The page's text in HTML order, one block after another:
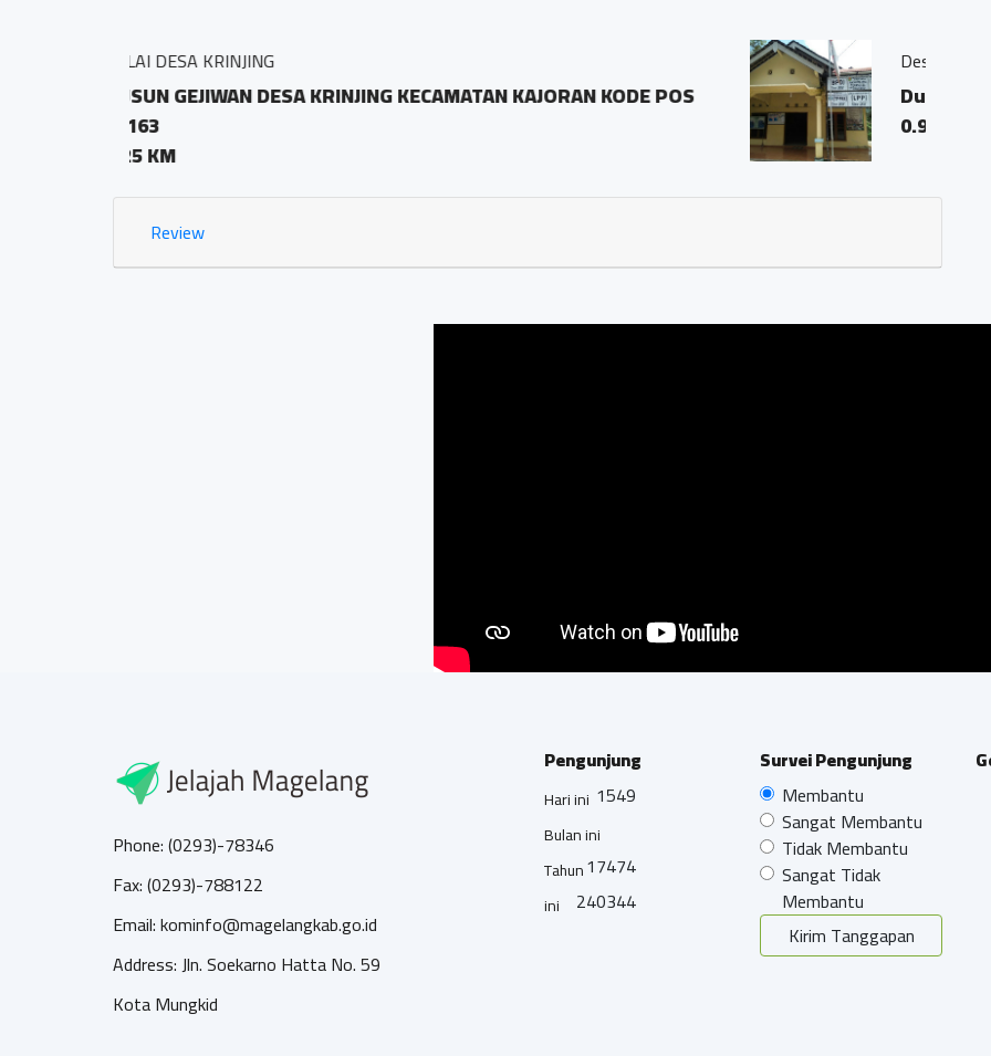
KODE POS
Dusun Jetis Rt 02 Rw 01 Desa Temanggal
Review
Phone: (0293)-78346
Fax: (0293)-788122
Email: kominfo@magelangkab.go.id
Address: Jln. Soekarno Hatta No. 59
Kota Mungkid
Pengunjung
Hari ini 1549
Bulan ini
17474
Tahun
ini
240344
Survei Pengunjung
Membantu
Sangat Membantu
Tidak Membantu
Sangat Tidak
Membantu
Kirim Tanggapan